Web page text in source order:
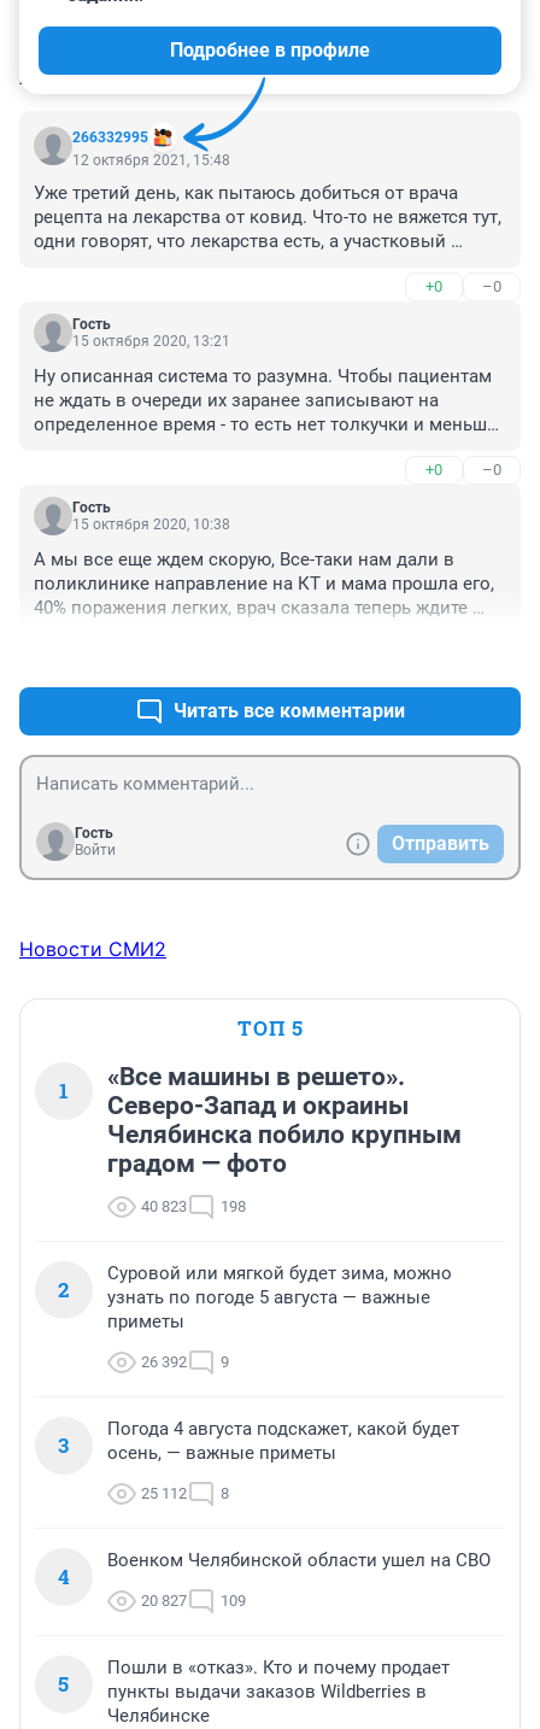
КОММЕНТАРИИ 198
266332995
Подробнее в профиле
12 октября 2021, 15:48
Уже третий день, как пытаюсь добиться от врача
рецепта на лекарства от ковид. Что-то не вяжется тут,
одни говорят, что лекарства есть, а участковый
+0 –0
Гость
15 октября 2020, 13:21
Ну описанная система то разумна. Чтобы пациентам
не ждать в очереди их заранее записывают на
определенное время - то есть нет толкучки и меньше
Вопрос тут у тем кто направления выдал: записали ли
они в очередь? Почему не сообщили о дате и времени
пациенту? И это все легко проверяется по той же
проверить.
+0 –0
Гость
15 октября 2020, 10:38
А мы все еще ждем скорую, Все-таки нам дали в
поликлинике направление на КТ и мама прошла его,
40% поражения легких, врач сказала теперь ждите
надеемся, что завтра приедет!
Читать все комментарии
Гость
Войти
Отправить
Новости СМИ2
ТОП 5
1
«Все машины в решето».
Северо-Запад и окраины
Челябинска побило крупным
градом — фото
40 823 198
2
Суровой или мягкой будет зима, можно
узнать по погоде 5 августа — важные
приметы
26 392 9
3
Погода 4 августа подскажет, какой будет
осень, — важные приметы
25 112 8
4
Военком Челябинской области ушел на СВО
20 827 109
5
Пошли в «отказ». Кто и почему продает
пункты выдачи заказов Wildberries в
Челябинске